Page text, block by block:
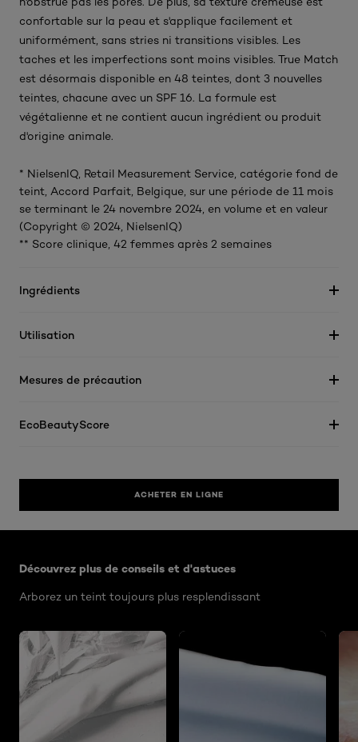
confortable sur la peau et s'applique facilement et
uniformément, sans stries ni transitions visibles. Les
taches et les imperfections sont moins visibles. True Match
est désormais disponible en 48 teintes, dont 3 nouvelles
teintes, chacune avec un SPF 16. La formule est
végétalienne et ne contient aucun ingrédient ou produit
d'origine animale.
* NielsenIQ, Retail Measurement Service, catégorie fond de
teint, Accord Parfait, Belgique, sur une période de 11 mois
se terminant le 24 novembre 2024, en volume et en valeur
(Copyright © 2024, NielsenIQ)
** Score clinique, 42 femmes après 2 semaines
Ingrédients
Utilisation
Mesures de précaution
EcoBeautyScore
ACHETER EN LIGNE
Découvrez plus de conseils et d'astuces
Arborez un teint toujours plus resplendissant